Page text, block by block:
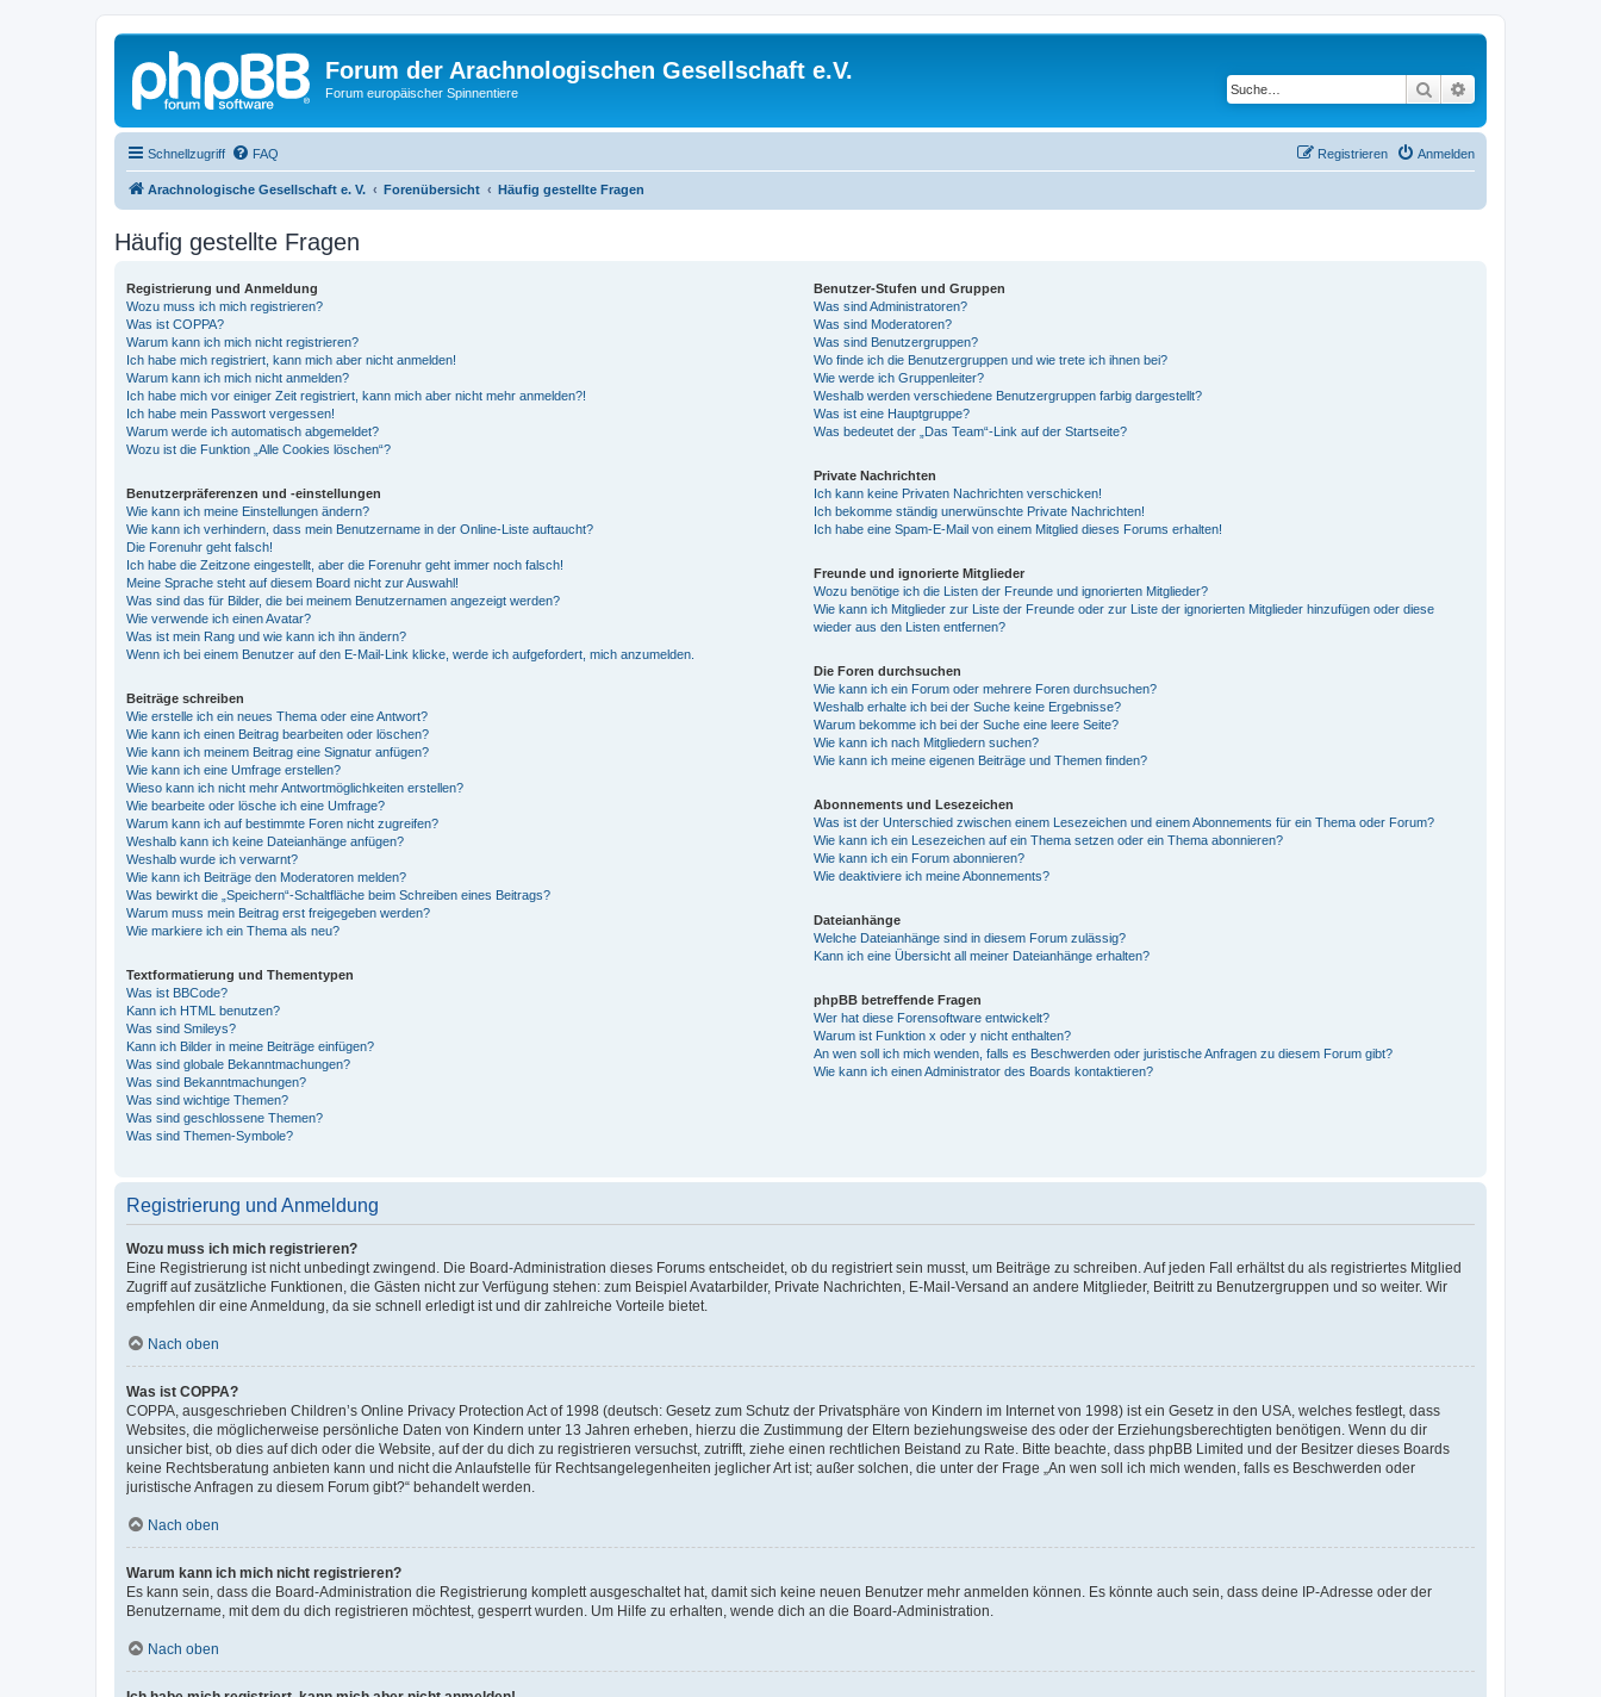
Forum der Arachnologischen Gesellschaft e.V.
Forum europäischer Spinnentiere Suche
Schnellzugriff FAQ Anmelden
Registrieren
Arachnologische Gesellschaft e. V. Forenübersicht Häufig gestellte Fragen
Häufig gestellte Fragen
Registrierung und Anmeldung
Wozu muss ich mich registrieren?
Was ist COPPA?
Warum kann ich mich nicht registrieren?
Ich habe mich registriert, kann mich aber nicht anmelden!
Warum kann ich mich nicht anmelden?
Ich habe mich vor einiger Zeit registriert, kann mich aber nicht mehr anmelden?!
Ich habe mein Passwort vergessen!
Warum werde ich automatisch abgemeldet?
Wozu ist die Funktion „Alle Cookies löschen“?
Benutzerpräferenzen und -einstellungen
Wie kann ich meine Einstellungen ändern?
Wie kann ich verhindern, dass mein Benutzername in der Online-Liste auftaucht?
Die Forenuhr geht falsch!
Ich habe die Zeitzone eingestellt, aber die Forenuhr geht immer noch falsch!
Meine Sprache steht auf diesem Board nicht zur Auswahl!
Was sind das für Bilder, die bei meinem Benutzernamen angezeigt werden?
Wie verwende ich einen Avatar?
Was ist mein Rang und wie kann ich ihn ändern?
Wenn ich bei einem Benutzer auf den E-Mail-Link klicke, werde ich aufgefordert, mich anzumelden.
Beiträge schreiben
Wie erstelle ich ein neues Thema oder eine Antwort?
Wie kann ich einen Beitrag bearbeiten oder löschen?
Wie kann ich meinem Beitrag eine Signatur anfügen?
Wie kann ich eine Umfrage erstellen?
Wieso kann ich nicht mehr Antwortmöglichkeiten erstellen?
Wie bearbeite oder lösche ich eine Umfrage?
Warum kann ich auf bestimmte Foren nicht zugreifen?
Weshalb kann ich keine Dateianhänge anfügen?
Weshalb wurde ich verwarnt?
Wie kann ich Beiträge den Moderatoren melden?
Was bewirkt die „Speichern“-Schaltfläche beim Schreiben eines Beitrags?
Warum muss mein Beitrag erst freigegeben werden?
Wie markiere ich ein Thema als neu?
Textformatierung und Thementypen
Was ist BBCode?
Kann ich HTML benutzen?
Was sind Smileys?
Kann ich Bilder in meine Beiträge einfügen?
Was sind globale Bekanntmachungen?
Was sind Bekanntmachungen?
Was sind wichtige Themen?
Was sind geschlossene Themen?
Was sind Themen-Symbole?
Benutzer-Stufen und Gruppen
Was sind Administratoren?
Was sind Moderatoren?
Was sind Benutzergruppen?
Wo finde ich die Benutzergruppen und wie trete ich ihnen bei?
Wie werde ich Gruppenleiter?
Weshalb werden verschiedene Benutzergruppen farbig dargestellt?
Was ist eine Hauptgruppe?
Was bedeutet der „Das Team“-Link auf der Startseite?
Private Nachrichten
Ich kann keine Privaten Nachrichten verschicken!
Ich bekomme ständig unerwünschte Private Nachrichten!
Ich habe eine Spam-E-Mail von einem Mitglied dieses Forums erhalten!
Freunde und ignorierte Mitglieder
Wozu benötige ich die Listen der Freunde und ignorierten Mitglieder?
Wie kann ich Mitglieder zur Liste der Freunde oder zur Liste der ignorierten Mitglieder hinzufügen oder diese
wieder aus den Listen entfernen?
Die Foren durchsuchen
Wie kann ich ein Forum oder mehrere Foren durchsuchen?
Weshalb erhalte ich bei der Suche keine Ergebnisse?
Warum bekomme ich bei der Suche eine leere Seite?
Wie kann ich nach Mitgliedern suchen?
Wie kann ich meine eigenen Beiträge und Themen finden?
Abonnements und Lesezeichen
Was ist der Unterschied zwischen einem Lesezeichen und einem Abonnements für ein Thema oder Forum?
Wie kann ich ein Lesezeichen auf ein Thema setzen oder ein Thema abonnieren?
Wie kann ich ein Forum abonnieren?
Wie deaktiviere ich meine Abonnements?
Dateianhänge
Welche Dateianhänge sind in diesem Forum zulässig?
Kann ich eine Übersicht all meiner Dateianhänge erhalten?
phpBB betreffende Fragen
Wer hat diese Forensoftware entwickelt?
Warum ist Funktion x oder y nicht enthalten?
An wen soll ich mich wenden, falls es Beschwerden oder juristische Anfragen zu diesem Forum gibt?
Wie kann ich einen Administrator des Boards kontaktieren?
Registrierung und Anmeldung
Wozu muss ich mich registrieren?
Eine Registrierung ist nicht unbedingt zwingend. Die Board-Administration dieses Forums entscheidet, ob du registriert sein musst, um Beiträge zu schreiben. Auf jeden Fall erhältst du als registriertes Mitglied
Zugriff auf zusätzliche Funktionen, die Gästen nicht zur Verfügung stehen: zum Beispiel Avatarbilder, Private Nachrichten, E-Mail-Versand an andere Mitglieder, Beitritt zu Benutzergruppen und so weiter. Wir
empfehlen dir eine Anmeldung, da sie schnell erledigt ist und dir zahlreiche Vorteile bietet.
Nach oben
Was ist COPPA?
COPPA, ausgeschrieben Children’s Online Privacy Protection Act of 1998 (deutsch: Gesetz zum Schutz der Privatsphäre von Kindern im Internet von 1998) ist ein Gesetz in den USA, welches festlegt, dass
Websites, die möglicherweise persönliche Daten von Kindern unter 13 Jahren erheben, hierzu die Zustimmung der Eltern beziehungsweise des oder der Erziehungsberechtigten benötigen. Wenn du dir
unsicher bist, ob dies auf dich oder die Website, auf der du dich zu registrieren versuchst, zutrifft, ziehe einen rechtlichen Beistand zu Rate. Bitte beachte, dass phpBB Limited und der Besitzer dieses Boards
keine Rechtsberatung anbieten kann und nicht die Anlaufstelle für Rechtsangelegenheiten jeglicher Art ist; außer solchen, die unter der Frage „An wen soll ich mich wenden, falls es Beschwerden oder
juristische Anfragen zu diesem Forum gibt?“ behandelt werden.
Nach oben
Warum kann ich mich nicht registrieren?
Es kann sein, dass die Board-Administration die Registrierung komplett ausgeschaltet hat, damit sich keine neuen Benutzer mehr anmelden können. Es könnte auch sein, dass deine IP-Adresse oder der
Benutzername, mit dem du dich registrieren möchtest, gesperrt wurden. Um Hilfe zu erhalten, wende dich an die Board-Administration.
Nach oben